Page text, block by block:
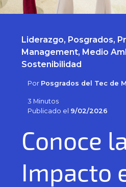
Liderazgo, Posgrados,
Management, Medio
Sostenibilidad
Por Posgrados del Tec de
3 Minutos
Publicado el 9/02/2026
Conoce
Impacto